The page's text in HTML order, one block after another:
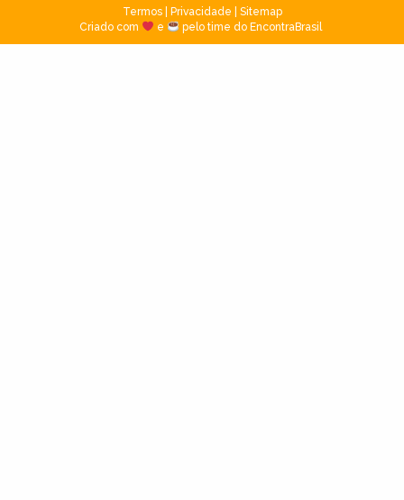
Termos| Privacidade
Sitemap
Criado com
e pelo time do EncontraBrasil